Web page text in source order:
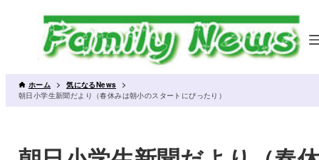
ホーム
気になるNews
朝日小学生新聞だより（春休みは朝小のスタートにぴったり）